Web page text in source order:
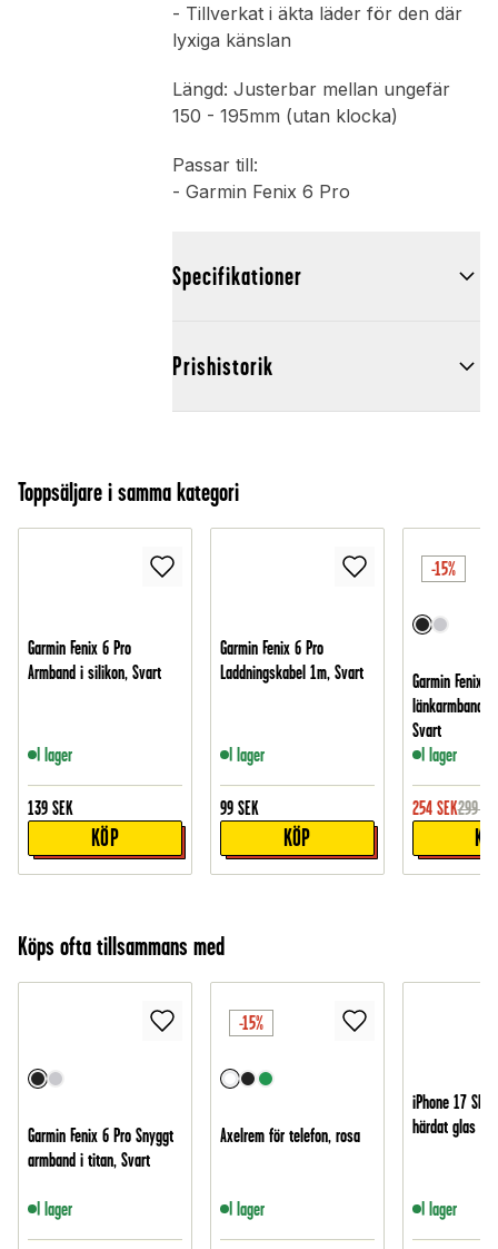
- Tillverkat i äkta läder för den där
lyxiga känslan
Längd: Justerbar mellan ungefär
150 - 195mm (utan klocka)
Passar till:
- Garmin Fenix 6 Pro
Specifikationer
Prishistorik
Toppsäljare i samma kategori
Garmin Fenix 6 Pro
Armband i silikon, Svart
I lager
139 SEK
KÖP
Garmin Fenix 6 Pro
Laddningskabel 1m, Svart
I lager
99 SEK
KÖP
-15%
Garmin Fenix
länkarmband i
Svart
I lager
254 SEK299
Köps ofta tillsammans med
Garmin Fenix 6 Pro Snyggt
armband i titan, Svart
I lager
-15%
Axelrem för telefon, rosa
I lager
iPhone 17
härdat glas
I lager